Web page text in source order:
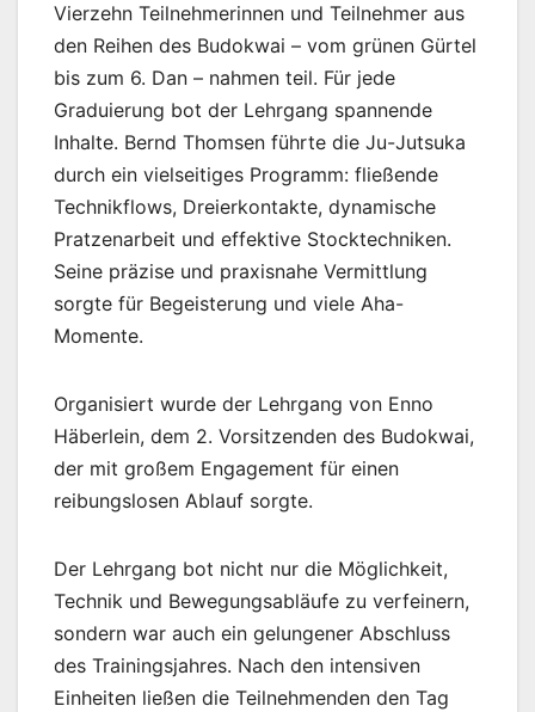
Vierzehn Teilnehmerinnen und Teilnehmer aus
den Reihen des Budokwai – vom grünen Gürtel
bis zum 6. Dan – nahmen teil. Für jede
Graduierung bot der Lehrgang spannende
Inhalte. Bernd Thomsen führte die Ju-Jutsuka
durch ein vielseitiges Programm: fließende
Technikflows, Dreierkontakte, dynamische
Pratzenarbeit und effektive Stocktechniken.
Seine präzise und praxisnahe Vermittlung
sorgte für Begeisterung und viele Aha-
Momente.
Organisiert wurde der Lehrgang von Enno
Häberlein, dem 2. Vorsitzenden des Budokwai,
der mit großem Engagement für einen
reibungslosen Ablauf sorgte.
Der Lehrgang bot nicht nur die Möglichkeit,
Technik und Bewegungsabläufe zu verfeinern,
sondern war auch ein gelungener Abschluss
des Trainingsjahres. Nach den intensiven
Einheiten ließen die Teilnehmenden den Tag